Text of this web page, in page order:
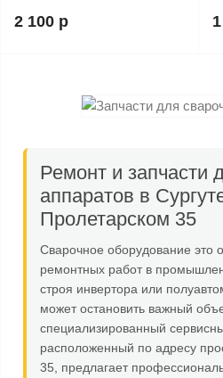
2 100 р
Ремонт и запчасти
аппаратов в
Пролетарском 35
Сварочное оборудование это
ремонтных работ в
строя инвертора или
может остановить важный
специализированный
расположенный по адресу
35 , предлагает